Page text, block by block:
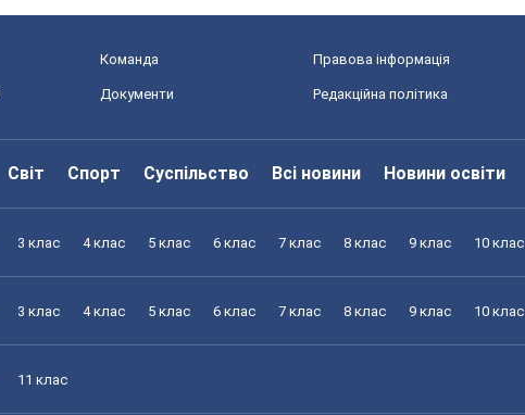
Команда Правова інформація
Документи Редакційна політика
Світ Спорт Суспільство Всі новини Новини освіти
3 клас 4 клас 5 клас 6 клас 7 клас 8 клас 9 клас 10 клас
3 клас 4 клас 5 клас 6 клас 7 клас 8 клас 9 клас 10 клас
11 клас